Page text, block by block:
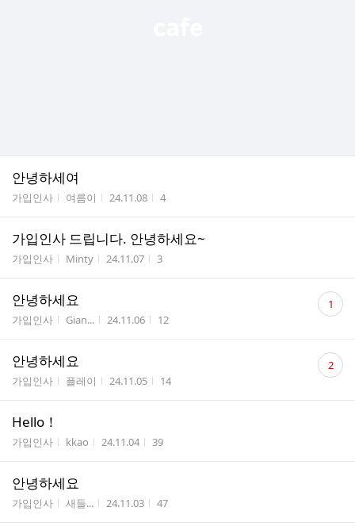
안녕하세여
게시판명
가입인사 작성자
여름이 작성시간
24.11.08 조회수
4
가입인사 드립니다. 안녕하세요~
게시판명
가입인사 작성자
Minty 작성시간
24.11.07 조회수
3
안녕하세요
게시판명
가입인사 작성자
Gian... 작성시간
24.11.06 조회수
12
댓
글 1
안녕하세요
게시판명
가입인사 작성자
플레이 작성시간
24.11.05 조회수
14
댓
글 2
Hello！
게시판명
가입인사 작성자
kkao 작성시간
24.11.04 조회수
39
안녕하세요
게시판명
가입인사 작성자
새들... 작성시간
24.11.03 조회수
47